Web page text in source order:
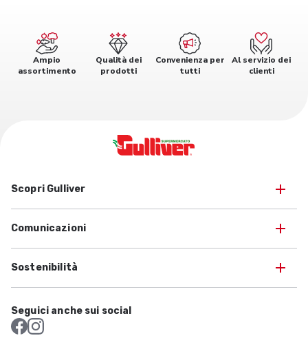
Ampio
assortimento
Qualità dei
prodotti
Convenienza per
tutti
Al servizio dei
clienti
Scopri Gulliver
Comunicazioni
Sostenibilità
Seguici anche sui social